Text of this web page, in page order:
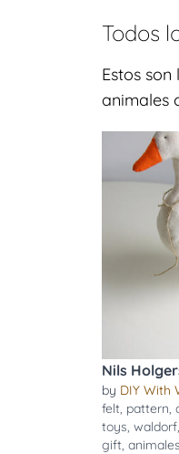
Todos
Estos
animales
Nils
by DIY With
felt, pattern,
toys, waldorf,
gift, animales